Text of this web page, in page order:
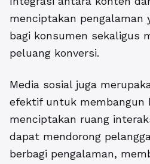
menciptakan pengalaman
bagi konsumen sekaligus
peluang konversi.
Media sosial juga
efektif untuk membangun
menciptakan ruang
dapat mendorong
berbagi pengalaman,